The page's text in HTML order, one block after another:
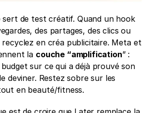
sert de test créatif. Quand un hook
des partages, des clics ou
recyclez en créa publicitaire. Meta et
la couche “amplification” :
sur ce qui a déjà prouvé son
deviner. Restez sobre sur les
en beauté/fitness.